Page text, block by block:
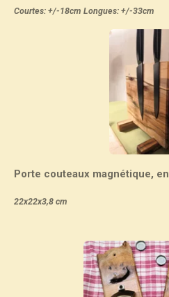
Courtes: +/-18cm Longues: +/-33cm
Porte couteaux magnétique, en
22x22x3,8 cm